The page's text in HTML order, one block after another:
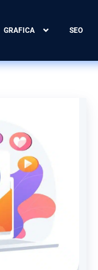
GRAFICA SEO